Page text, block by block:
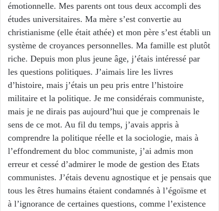
émotionnelle. Mes parents ont tous deux accompli des
études universitaires. Ma mère s’est convertie au
christianisme (elle était athée) et mon père s’est établi un
système de croyances personnelles. Ma famille est plutôt
riche. Depuis mon plus jeune âge, j’étais intéressé par
les questions politiques. J’aimais lire les livres
d’histoire, mais j’étais un peu pris entre l’histoire
militaire et la politique. Je me considérais communiste,
mais je ne dirais pas aujourd’hui que je comprenais le
sens de ce mot. Au fil du temps, j’avais appris à
comprendre la politique réelle et la sociologie, mais à
l’effondrement du bloc communiste, j’ai admis mon
erreur et cessé d’admirer le mode de gestion des Etats
communistes. J’étais devenu agnostique et je pensais que
tous les êtres humains étaient condamnés à l’égoïsme et
à l’ignorance de certaines questions, comme l’existence